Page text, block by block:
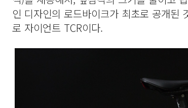
인 디자인의 로드바이크가 최초로 공개
로 자이언트 TCR이다.